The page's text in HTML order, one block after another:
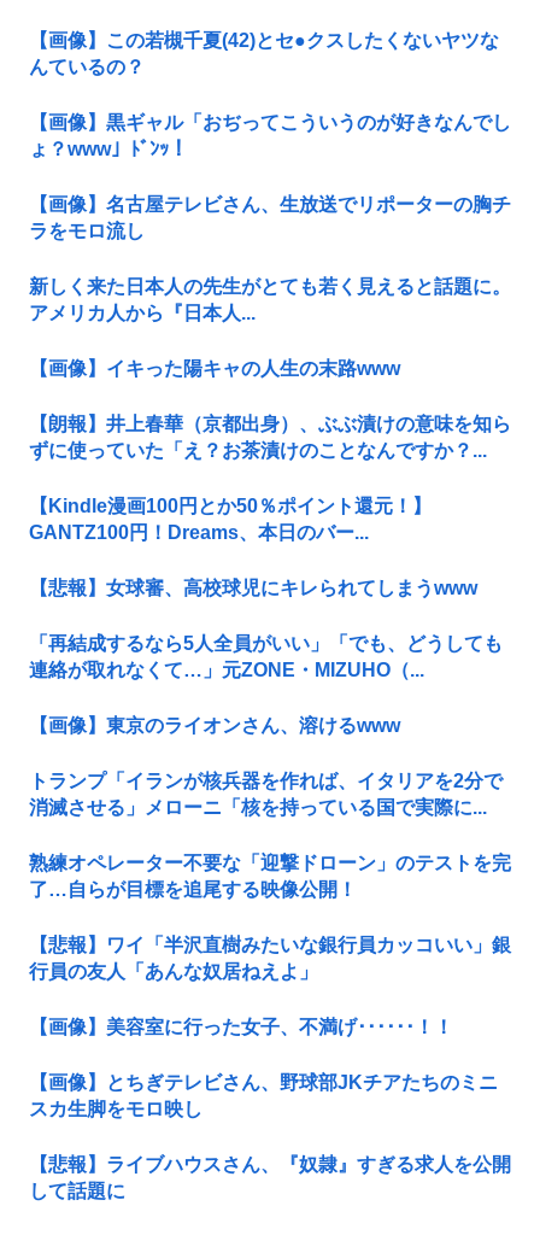
【画像】この若槻千夏(42)とセ●クスしたくないヤツな
んているの？
【画像】黒ギャル「おぢってこういうのが好きなんでし
ょ？www」ﾄﾞﾝｯ！
【画像】名古屋テレビさん、生放送でリポーターの胸チ
ラをモロ流し
新しく来た日本人の先生がとても若く見えると話題に。
アメリカ人から『日本人...
【画像】イキった陽キャの人生の末路www
【朗報】井上春華（京都出身）、ぶぶ漬けの意味を知ら
ずに使っていた「え？お茶漬けのことなんですか？...
【Kindle漫画100円とか50％ポイント還元！】
GANTZ100円！Dreams、本日のバー...
【悲報】女球審、高校球児にキレられてしまうwww
「再結成するなら5人全員がいい」「でも、どうしても
連絡が取れなくて…」元ZONE・MIZUHO（...
【画像】東京のライオンさん、溶けるwww
トランプ「イランが核兵器を作れば、イタリアを2分で
消滅させる」メローニ「核を持っている国で実際に...
熟練オペレーター不要な「迎撃ドローン」のテストを完
了…自らが目標を追尾する映像公開！
【悲報】ワイ「半沢直樹みたいな銀行員カッコいい」銀
行員の友人「あんな奴居ねえよ」
【画像】美容室に行った女子、不満げ･･････！！
【画像】とちぎテレビさん、野球部JKチアたちのミニ
スカ生脚をモロ映し
【悲報】ライブハウスさん、『奴隷』すぎる求人を公開
して話題に